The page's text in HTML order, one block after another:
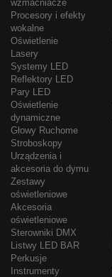
wzmacniacze
Procesory i efekty
wokalne
Oświetlenie
Lasery
Systemy LED
Reflektory LED
Pary LED
Oświetlenie
dynamiczne
Głowy Ruchome
Stroboskopy
Urządzenia i
akcesoria do dymu
Zestawy
oświetleniowe
Akcesoria
oświetleniowe
Sterowniki DMX
Listwy LED BAR
Perkusje
Instrumenty